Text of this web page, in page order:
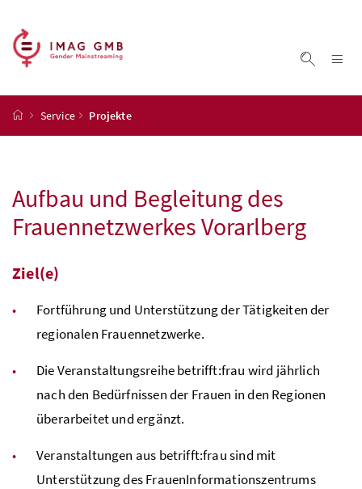
Startseite
Service Projekte
Aufbau und Begleitung des
Frauennetzwerkes Vorarlberg
Ziel(e)
Fortführung und Unterstützung der Tätigkeiten der
regionalen Frauennetzwerke.
Die Veranstaltungsreihe betrifft:frau wird jährlich
nach den Bedürfnissen der Frauen in den Regionen
überarbeitet und ergänzt.
Veranstaltungen aus betrifft:frau sind mit
Unterstützung des FrauenInformationszentrums